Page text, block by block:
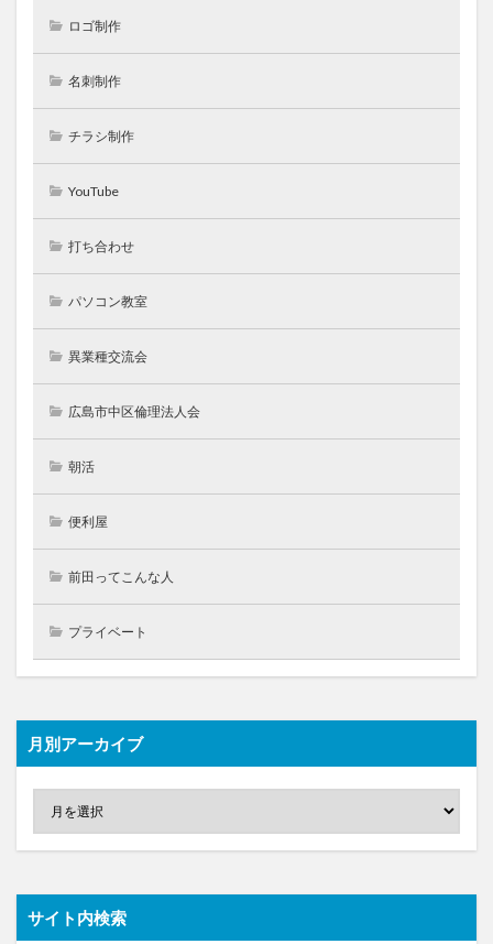
ロゴ制作
名刺制作
チラシ制作
YouTube
打ち合わせ
パソコン教室
異業種交流会
広島市中区倫理法人会
朝活
便利屋
前田ってこんな人
プライベート
月別アーカイブ
サイト内検索